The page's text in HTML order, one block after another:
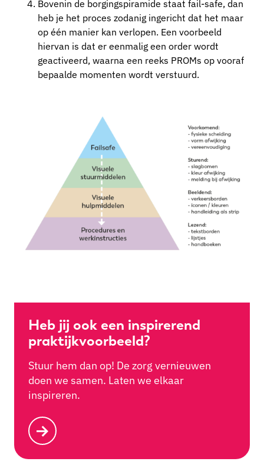
Bovenin de borgingspiramide staat fail-safe, dan
heb je het proces zodanig ingericht dat het maar
op één manier kan verlopen. Een voorbeeld
hiervan is dat er eenmalig een order wordt
geactiveerd, waarna een reeks PROMs op vooraf
bepaalde momenten wordt verstuurd.
Heb jij ook een inspirerend
praktijkvoorbeeld?
Stuur hem dan op! De zorg vernieuwen
doen we samen. Laten we elkaar
inspireren.